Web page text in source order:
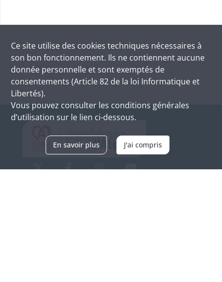
Ce site utilise des cookies techniques nécessaires à
son bon fonctionnement. Ils ne contiennent aucune
donnée personnelle et sont exemptés de
consentements (Article 82 de la loi Informatique et
Libertés).
Vous pouvez consulter les conditions générales
d’utilisation sur le lien ci-dessous.
En savoir plus J'ai compris